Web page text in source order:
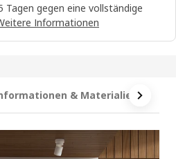
Tagen gegen eine vollständige
Informationen
& Materialien